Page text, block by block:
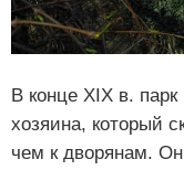
В конце XIX в. парк
хозяина, который
чем к дворянам.